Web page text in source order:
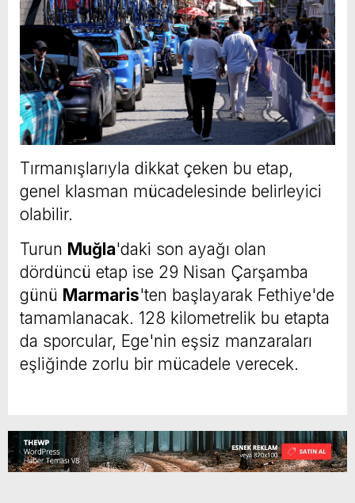
Tırmanışlarıyla dikkat çeken bu etap,
genel klasman mücadelesinde belirleyici
olabilir.
Turun Muğla'daki son ayağı olan
dördüncü etap ise 29 Nisan Çarşamba
günü Marmaris'ten başlayarak Fethiye'de
tamamlanacak. 128 kilometrelik bu etapta
da sporcular, Ege'nin eşsiz manzaraları
eşliğinde zorlu bir mücadele verecek.